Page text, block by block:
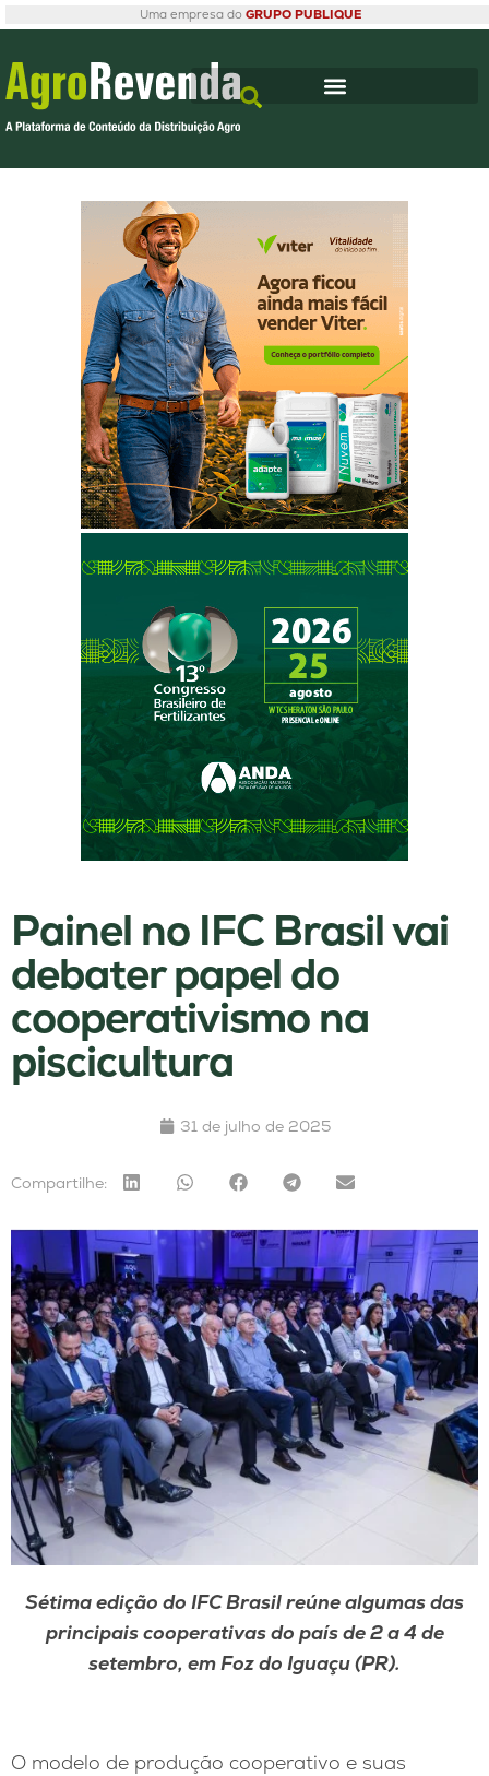
Uma empresa do GRUPO PUBLIQUE
Painel no IFC Brasil vai
debater papel do
cooperativismo na
piscicultura
31 de julho de 2025
Compartilhe:
Sétima edição do IFC Brasil reúne algumas das
principais cooperativas do país de 2 a 4 de
setembro, em Foz do Iguaçu (PR).
O modelo de produção cooperativo e suas